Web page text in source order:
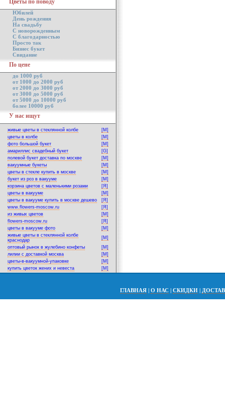
Цветы по поводу
Юбилей
День рождения
На свадьбу
С новорожденным
С благодарностью
Просто так
Бизнес букет
Свидание
По цене
до 1000 руб
от 1000 до 2000 руб
от 2000 до 3000 руб
от 3000 до 5000 руб
от 5000 до 10000 руб
более 10000 руб
У нас ищут
живые цветы в стеклянной колбе
[M]
цветы в колбе
[M]
фото большой букет
[M]
амариллис свадебный букет
[G]
полевой букет доставка по москве
[M]
вакуумные букеты
[M]
цветы в стекле купить в москве
[M]
букет из роз в вакууме
[M]
корзина цветов с маленькими розами
[Я]
цветы в вакууме
[M]
цветы в вакууме купить в москве дешево
[Я]
www.flowers-moscow.ru
[Я]
из живых цветов
[M]
flowers-moscow.ru
[Я]
цветы в вакууме фото
[M]
живые цветы в стеклянной колбе
краснодар
[M]
оптовый рынок в жулебино конфеты
[M]
лилии с доставкой москва
[M]
цветы-в-вакуумной-упаковке
[M]
купить цветок жених и невеста
[M]
ГЛАВНАЯ | О НАС | СКИДКИ |